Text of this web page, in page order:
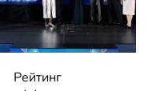
Рейтинг